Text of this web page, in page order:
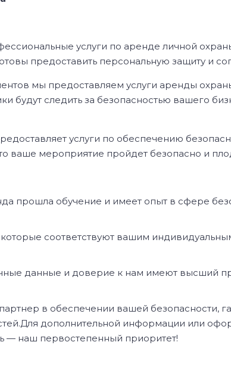
услуги по аренде личной
предоставить персональную защиту и
мы предоставляем услуги аренды
будут следить за безопасностью вашего
услуги по обеспечению
ваше мероприятие пройдет безопасно и
прошла обучение и имеет опыт в сфере
соответствуют вашим
данные и доверие к нам имеют высший
в обеспечении вашей безопасности,
дополнительной информации или
— наш первостепенный приоритет!